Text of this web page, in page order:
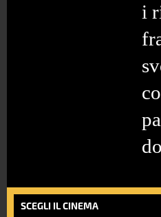
i
SCEGLI IL CINEMA